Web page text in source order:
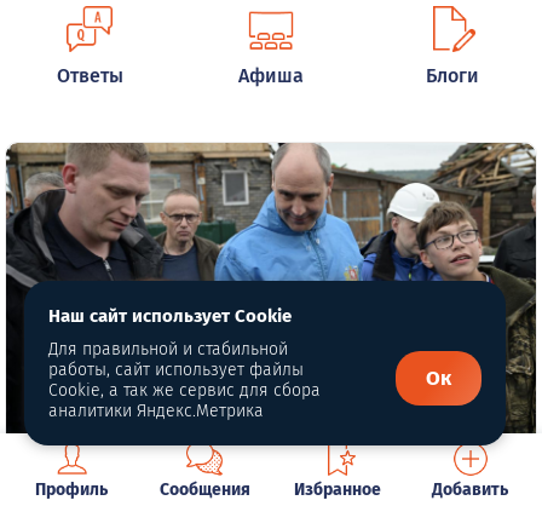
Ответы Афиша Блоги
Автор фото: www.justmedia.ru
Профиль Сообщения Избранное Добавить
Наш сайт использует Cookie
Для правильной и стабильной
работы, сайт использует файлы
Cookie, а так же сервис для сбора
аналитики Яндекс.Метрика
Ок